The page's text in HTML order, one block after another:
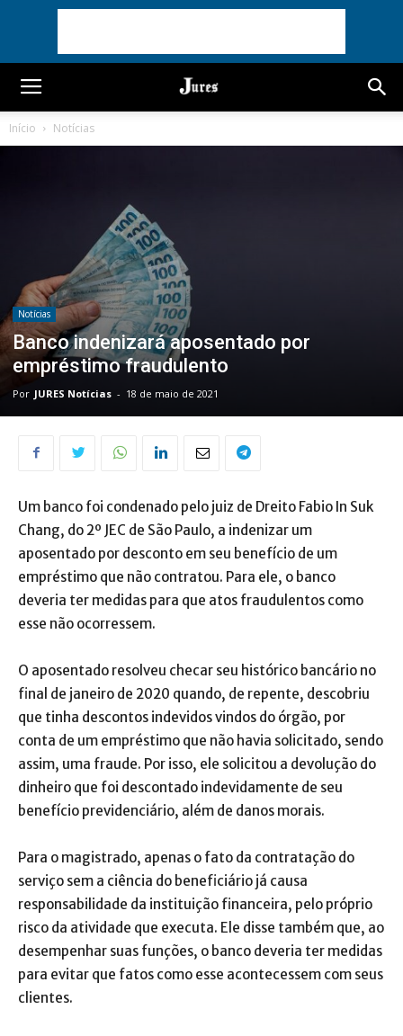
Início Notícias
Notícias
Banco indenizará aposentado por
empréstimo fraudulento
Por JURES Notícias - 18 de maio de 2021
Um banco foi condenado pelo juiz de Dreito Fabio In Suk
Chang, do 2º JEC de São Paulo, a indenizar um
aposentado por desconto em seu benefício de um
empréstimo que não contratou. Para ele, o banco
deveria ter medidas para que atos fraudulentos como
esse não ocorressem.
O aposentado resolveu checar seu histórico bancário no
final de janeiro de 2020 quando, de repente, descobriu
que tinha descontos indevidos vindos do órgão, por
conta de um empréstimo que não havia solicitado, sendo
assim, uma fraude. Por isso, ele solicitou a devolução do
dinheiro que foi descontado indevidamente de seu
benefício previdenciário, além de danos morais.
Para o magistrado, apenas o fato da contratação do
serviço sem a ciência do beneficiário já causa
responsabilidade da instituição financeira, pelo próprio
risco da atividade que executa. Ele disse também que, ao
desempenhar suas funções, o banco deveria ter medidas
para evitar que fatos como esse acontecessem com seus
clientes.